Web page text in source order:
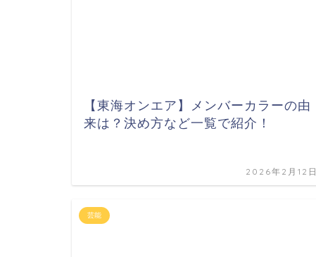
【東海オンエア】メンバーカラーの由
来は？決め方など一覧で紹介！
2026年2月12日
芸能